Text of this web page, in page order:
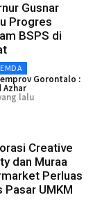
Gusnar
Progres
BSPS di
Gorontalo :
Azhar
lalu
Creative
dan Muraa
Perluas
Pasar UMKM